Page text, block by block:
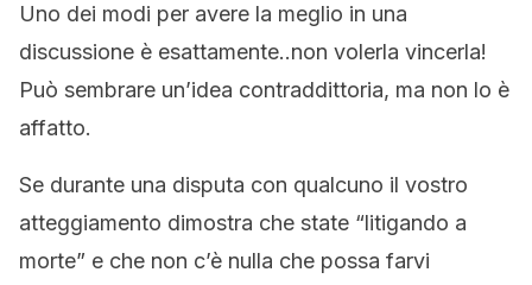
Uno dei modi per avere la meglio in una
discussione è esattamente..non volerla vincerla!
Può sembrare un’idea contraddittoria, ma non lo è
affatto.
Se durante una disputa con qualcuno il vostro
atteggiamento dimostra che state “litigando a
morte” e che non c’è nulla che possa farvi